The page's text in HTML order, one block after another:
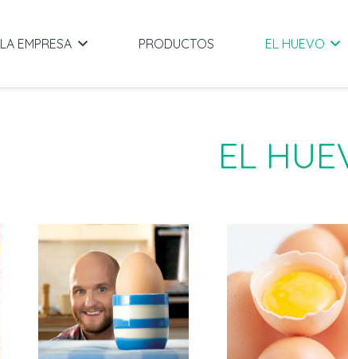
LA EMPRESA PRODUCTOS EL HUEVO
EL